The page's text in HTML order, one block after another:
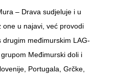
– Drava sudjeluje i u
one u najavi, već provodi
međimurskim LAG-
Međimurski doli i
Portugala, Grčke,